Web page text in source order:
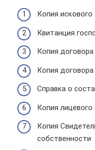
Копия искового
Квитанция
Копия
Копия договора
Справка о
Копия лицевого
Копия
собственности